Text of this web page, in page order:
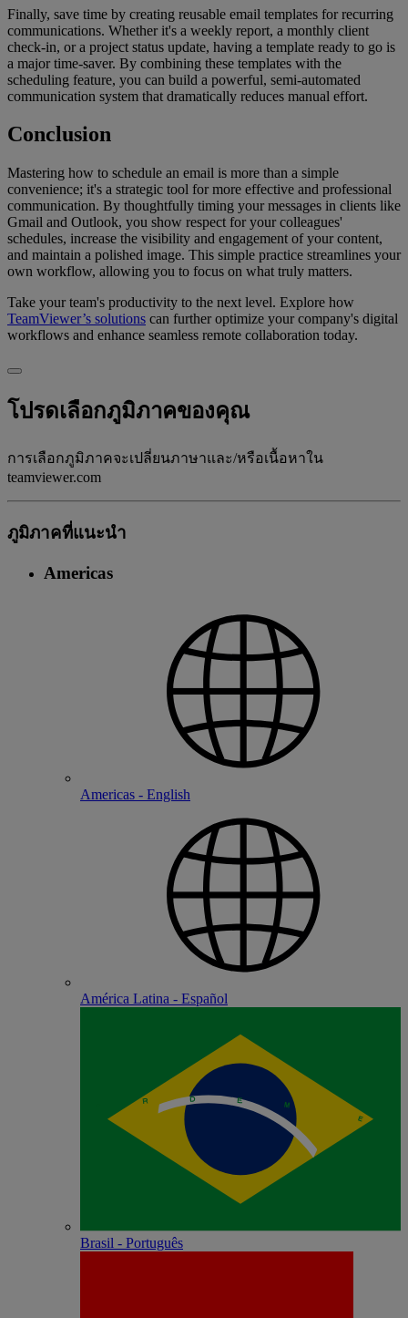
Finally, save time by creating reusable email templates for recurring
communications. Whether it's a weekly report, a monthly client
check-in, or a project status update, having a template ready to go is
a major time-saver. By combining these templates with the
scheduling feature, you can build a powerful, semi-automated
communication system that dramatically reduces manual effort.
Conclusion
Mastering how to schedule an email is more than a simple
convenience; it's a strategic tool for more effective and professional
communication. By thoughtfully timing your messages in clients like
Gmail and Outlook, you show respect for your colleagues'
schedules, increase the visibility and engagement of your content,
and maintain a polished image. This simple practice streamlines your
own workflow, allowing you to focus on what truly matters.
Take your team's productivity to the next level. Explore how
TeamViewer’s solutions can further optimize your company's digital
workflows and enhance seamless remote collaboration today.
โปรดเลือกภูมิภาคของคุณ
การเลือกภูมิภาคจะเปลี่ยนภาษาและ/หรือเนื้อหาใน
teamviewer.com
ภูมิภาคที่แนะนํา
Americas
Americas - English
América Latina - Español
Brasil - Português